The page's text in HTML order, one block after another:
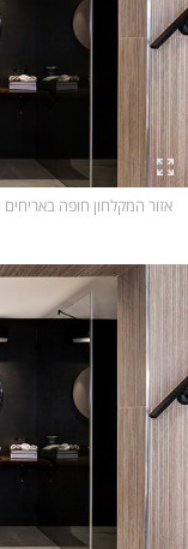
אזור המקלחון חופה באריחים